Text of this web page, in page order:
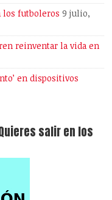
los futboleros 9 julio,
reinventar la vida en
en dispositivos